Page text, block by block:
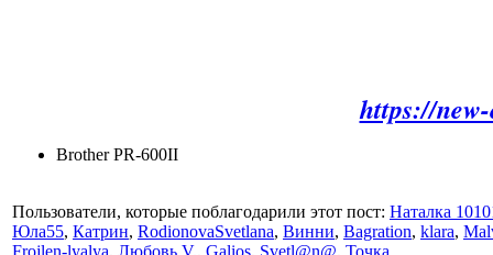
https://
Brother PR-600II
Пользователи, которые поблагодарили этот пост: Наталка
Юла55, Катрин, RodionovaSvetlana, Винни, Bagration, klara,
Frojlen-lyalya, Любовь V., Galios, Svetl@n@, Точка